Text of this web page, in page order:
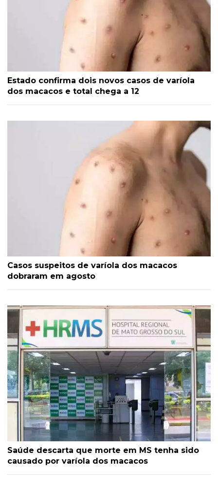
Estado confirma dois novos casos de varíola
dos macacos e total chega a 12
Casos suspeitos de varíola dos macacos
dobraram em agosto
Saúde descarta que morte em MS tenha sido
causado por varíola dos macacos